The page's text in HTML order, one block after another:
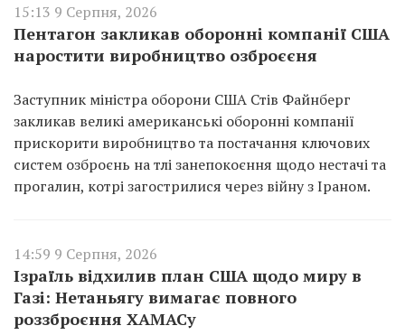
15:13 9 Серпня, 2026
Пентагон закликав оборонні компанії США
наростити виробництво озброєєня
Заступник міністра оборони США Стів Файнберг
закликав великі американські оборонні компанії
прискорити виробництво та постачання ключових
систем озброєнь на тлі занепокоєння щодо нестачі та
прогалин, котрі загострилися через війну з Іраном.
14:59 9 Серпня, 2026
Ізраїль відхилив план США щодо миру в
Газі: Нетаньягу вимагає повного
роззброєння ХАМАСу